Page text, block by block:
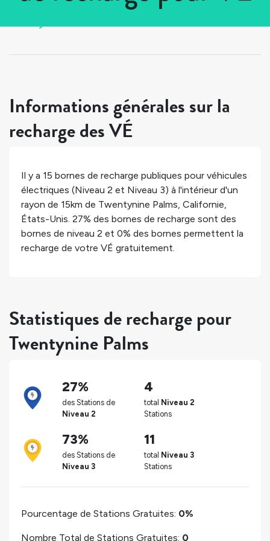
États-Unis > Californie
Informations générales sur la
recharge des VÉ
Il y a 15 bornes de recharge publiques pour véhicules
électriques (Niveau 2 et Niveau 3) à l'intérieur d'un
rayon de 15km de Twentynine Palms, Californie,
États-Unis. 27% des bornes de recharge sont des
bornes de niveau 2 et 0% des bornes permettent la
recharge de votre VÉ gratuitement.
Statistiques de recharge pour
Twentynine Palms
27%
des Stations de
Niveau 2
4
total Niveau 2
Stations
73%
des Stations de
Niveau 3
11
total Niveau 3
Stations
Pourcentage de Stations Gratuites: 0%
Nombre Total de Stations Gratuites: 0